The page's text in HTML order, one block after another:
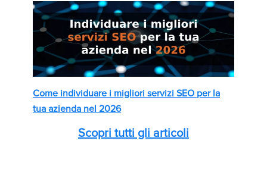
Come individuare i migliori servizi SEO per la
tua azienda nel 2026
Scopri tutti gli articoli